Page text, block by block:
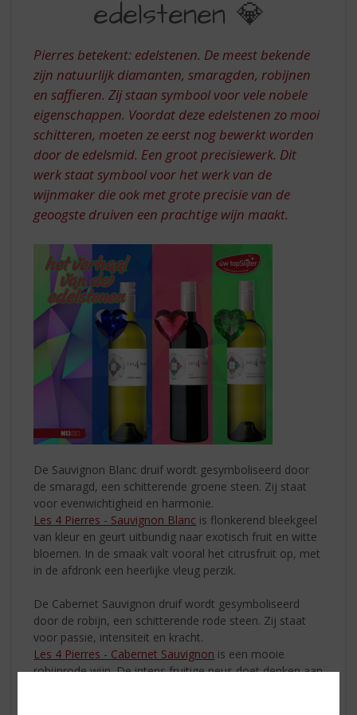
PIERRES
4
EDELSTENEN
edelstenen 💎
Pierres betekent: edelstenen. De meest bekende
zijn natuurlijk diamanten, smaragden, robijnen
en saffieren. Zij staan symbool voor vele nobele
eigenschappen. Voordat deze edelstenen zo mooi
schitteren, moeten ze eerst nog bewerkt worden
door de edelsmid. Een groot precisiewerk. Dit
werk staat symbool voor het werk van de
wijnmaker die ook met grote precisie van de
geoogste druiven een prachtige wijn maakt.
De Sauvignon Blanc druif wordt gesymboliseerd door
de smaragd, een schitterende groene steen. Zij staat
voor evenwichtigheid en harmonie.
Les 4 Pierres - Sauvignon Blanc is flonkerend bleekgeel
van kleur en geurt uitbundig naar exotisch fruit en witte
bloemen. In de smaak valt vooral het citrusfruit op, met
in de afdronk een heerlijke vleug perzik.
De Cabernet Sauvignon druif wordt gesymboliseerd
door de robijn, een schitterende rode steen. Zij staat
voor passie, intensiteit en kracht.
Les 4 Pierres - Cabernet Sauvignon is een mooie
robijnrode wijn. De intens fruitige neus doet denken aan